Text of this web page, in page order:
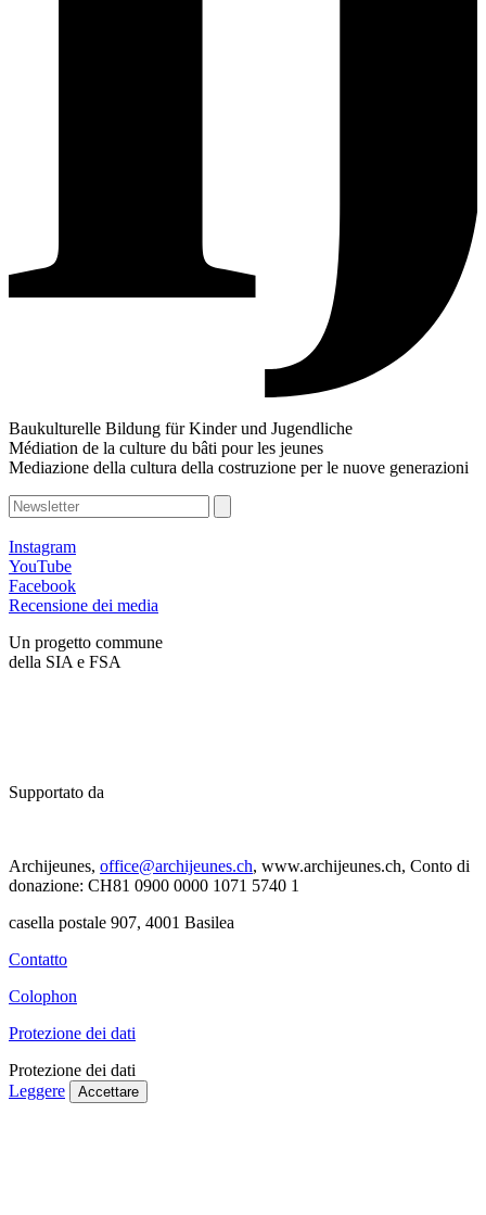
Baukulturelle Bildung für Kinder und Jugendliche
Médiation de la culture du bâti pour les jeunes
Mediazione della cultura della costruzione per le nuove generazioni
Instagram
YouTube
Facebook
Recensione dei media
Un progetto commune
della SIA e FSA
Supportato da
Archijeunes, office@archijeunes.ch, www.archijeunes.ch, Conto di
donazione: CH81 0900 0000 1071 5740 1
casella postale 907, 4001 Basilea
Contatto
Colophon
Protezione dei dati
Protezione dei dati
Leggere
Accettare